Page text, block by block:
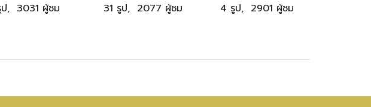
, 3031 ผู้ชม 31 รูป, 2077 ผู้ชม 4 รูป, 2901 ผู้ชม